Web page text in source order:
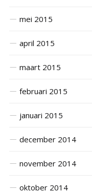
mei 2015
april 2015
maart 2015
februari 2015
januari 2015
december 2014
november 2014
oktober 2014